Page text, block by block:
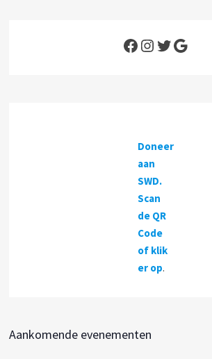
Facebook
Instagram
Twitter
Google
Doneer
aan
SWD.
Scan
de QR
Code
of klik
er op.
Aankomende evenementen